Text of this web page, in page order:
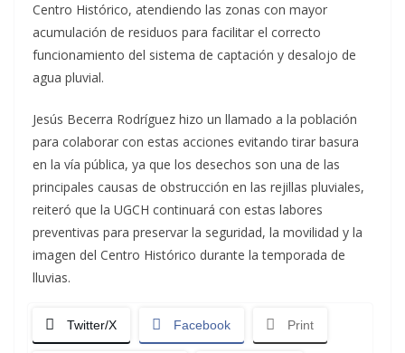
Centro Histórico, atendiendo las zonas con mayor
acumulación de residuos para facilitar el correcto
funcionamiento del sistema de captación y desalojo de
agua pluvial.
Jesús Becerra Rodríguez hizo un llamado a la población
para colaborar con estas acciones evitando tirar basura
en la vía pública, ya que los desechos son una de las
principales causas de obstrucción en las rejillas pluviales,
reiteró que la UGCH continuará con estas labores
preventivas para preservar la seguridad, la movilidad y la
imagen del Centro Histórico durante la temporada de
lluvias.
Twitter/X Facebook Print